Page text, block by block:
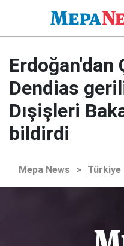
Erdoğan'dan
Dendias
Dışişleri
bildirdi
Mepa News > Türkiye